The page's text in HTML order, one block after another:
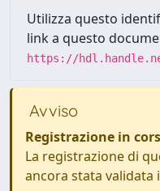
Utilizza questo
link a questo
https://
Avviso
Registrazione in
La registrazione di
ancora stata validata